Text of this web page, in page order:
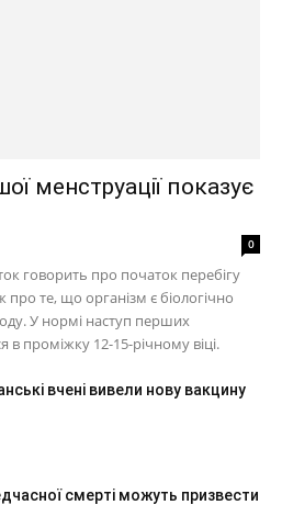
менструації показує
0
говорить про початок перебігу
те, що організм є біологічно
У нормі наступ перших
в проміжку 12-15-річному віці.
вчені вивели нову вакцину
смерті можуть призвести